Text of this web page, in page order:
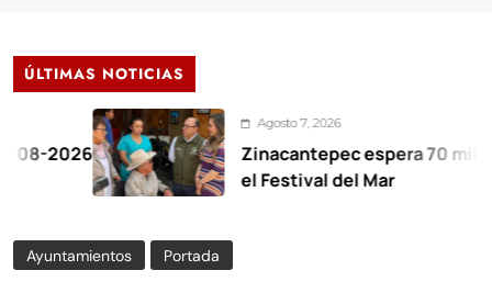
ÚLTIMAS NOTICIAS
Agosto 7, 2026
Zinacantepec espera 70 mil
el Festival del Mar
Ayuntamientos Portada